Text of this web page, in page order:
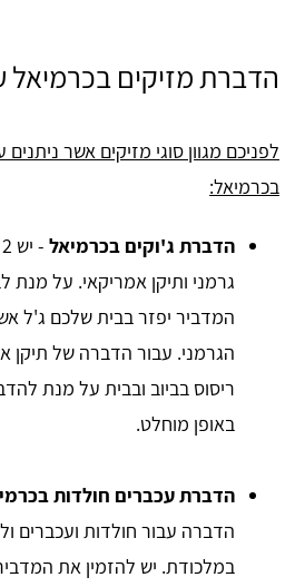
הדברת מזיקים
לפניכם מגוון סוגי מזיקים אשר
בכרמיאל:
הדברת ג'וקים בכרמיאל
גרמני ותיקן אמריקאי. על מנת
המדביר יפזר בבית שלכם ג'ל
הגרמני. עבור הדברה של תיקן
ריסוס בביוב ובבית על מנת
באופן מוחלט.
הדברת עכברים חולדות
הדברה עבור חולדות ועכברים
במלכודת. יש להזמין את